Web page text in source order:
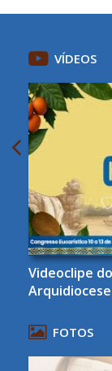
VÍDEOS
Videoclipe
FOTOS